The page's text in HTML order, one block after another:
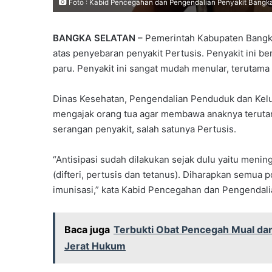
Foto : Kabid Pencegahan dan Pengendalian Penyakit
BANGKA SELATAN – Pemerintah Kabupaten
atas penyebaran penyakit Pertusis. Penyakit ini
paru. Penyakit ini sangat mudah menular,
Dinas Kesehatan, Pengendalian Penduduk dan
mengajak orang tua agar membawa anaknya
serangan penyakit, salah satunya Pertusis.
“Antisipasi sudah dilakukan sejak dulu yaitu
(difteri, pertusis dan tetanus). Diharapkan semua
imunisasi,” kata Kabid Pencegahan dan
Baca juga Terbukti Obat Pencegah Mual
Jerat Hukum